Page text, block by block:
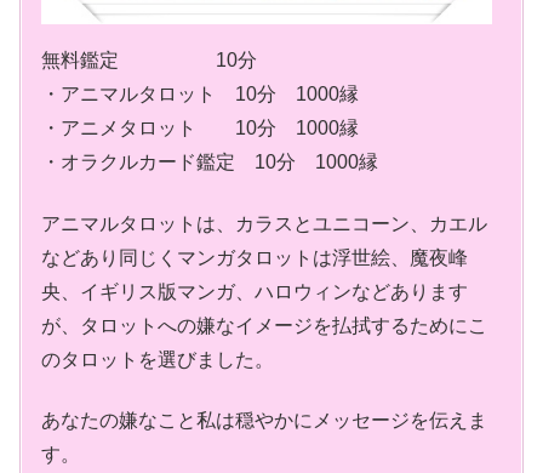
無料鑑定 10分
・アニマルタロット 10分 1000縁
・アニメタロット 10分 1000縁
・オラクルカード鑑定 10分 1000縁
アニマルタロットは、カラスとユニコーン、カエル
などあり同じくマンガタロットは浮世絵、魔夜峰
央、イギリス版マンガ、ハロウィンなどあります
が、タロットへの嫌なイメージを払拭するためにこ
のタロットを選びました。
あなたの嫌なこと私は穏やかにメッセージを伝えま
す。